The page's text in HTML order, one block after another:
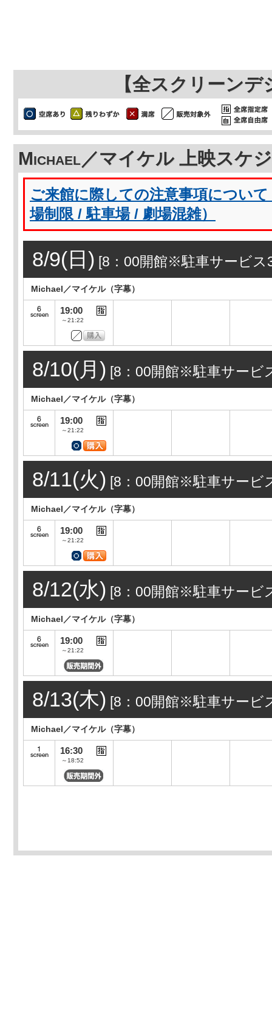
【全スクリーン
Michael／マイケル 上映スケ
ご来館に際しての注意事項につい
場制限 / 駐車場 / 劇場混雑）
8/9(日) [8：00開館※駐車サービス
Michael／マイケル（字幕）
19:00
～21:22
8/10(月) [8：00開館※駐車サービ
Michael／マイケル（字幕）
19:00
～21:22
8/11(火) [8：00開館※駐車サービ
Michael／マイケル（字幕）
19:00
～21:22
8/12(水) [8：00開館※駐車サービ
Michael／マイケル（字幕）
19:00
～21:22
8/13(木) [8：00開館※駐車サービ
Michael／マイケル（字幕）
16:30
～18:52